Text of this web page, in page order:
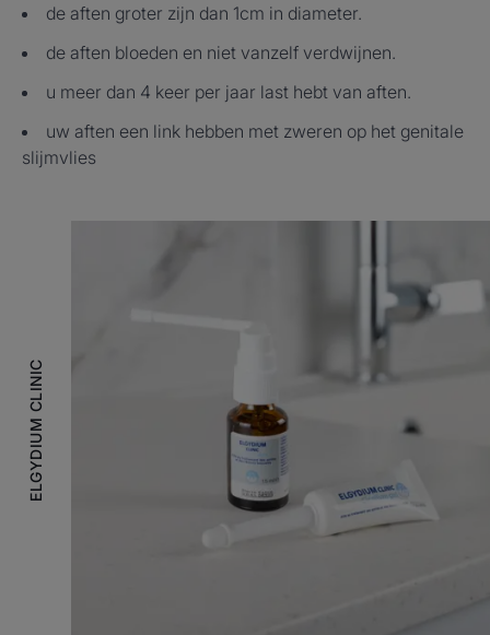
de aften groter zijn dan 1cm in diameter.
de aften bloeden en niet vanzelf verdwijnen.
u meer dan 4 keer per jaar last hebt van aften.
uw aften een link hebben met zweren op het genitale
slijmvlies
ELGYDIUM CLINIC